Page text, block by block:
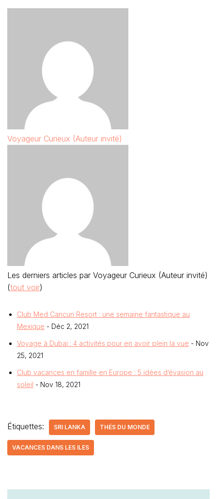
Voyageur Curieux (Auteur invité)
Les derniers articles par Voyageur Curieux (Auteur invité)
(tout voir)
Club Med Cancun Resort : une semaine fantastique au
Mexique - Déc 2, 2021
Voyage à Dubaï : 4 activités pour en avoir plein la vue - Nov
25, 2021
Club vacances en famille en Europe : 5 idées d’évasion au
soleil - Nov 18, 2021
Étiquettes: SRI LANKA THÉS DU MONDE
VACANCES DANS LES ILES